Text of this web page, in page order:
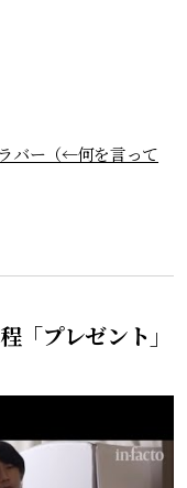
バー（←何を言って
「プレゼント」